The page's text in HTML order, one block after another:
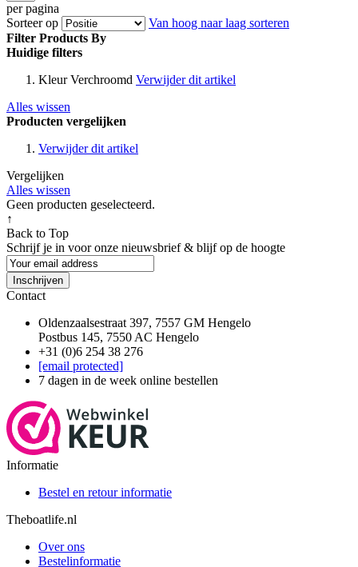
per pagina
Sorteer op
Van hoog naar laag sorteren
Filter Products By
Huidige filters
Kleur Verchroomd Verwijder dit artikel
Alles wissen
Producten vergelijken
Verwijder dit artikel
Vergelijken
Alles wissen
Geen producten geselecteerd.
↑
Back to Top
Schrijf je in voor onze nieuwsbrief & blijf op de hoogte
Inschrijven
Contact
Oldenzaalsestraat 397, 7557 GM Hengelo
Postbus 145, 7550 AC Hengelo
+31 (0)6 254 38 276
[email protected]
7 dagen in de week online bestellen
Informatie
Bestel en retour informatie
Theboatlife.nl
Over ons
Bestelinformatie